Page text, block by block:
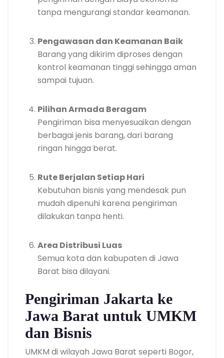
tanpa mengurangi standar keamanan.
Pengawasan dan Keamanan Baik
Barang yang dikirim diproses dengan
kontrol keamanan tinggi sehingga aman
sampai tujuan.
Pilihan Armada Beragam
Pengiriman bisa menyesuaikan dengan
berbagai jenis barang, dari barang
ringan hingga berat.
Rute Berjalan Setiap Hari
Kebutuhan bisnis yang mendesak pun
mudah dipenuhi karena pengiriman
dilakukan tanpa henti.
Area Distribusi Luas
Semua kota dan kabupaten di Jawa
Barat bisa dilayani.
Pengiriman Jakarta ke
Jawa Barat untuk UMKM
dan Bisnis
UMKM di wilayah Jawa Barat seperti Bogor,